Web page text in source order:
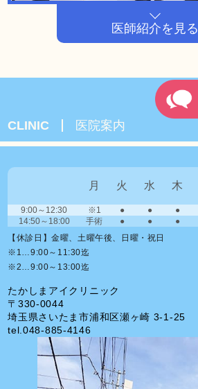
医師紹介を見る
CLINIC 医院案内
月 火 水 木
9:00～12:30 ※1 ● ● ●
14:50～18:00
手術 ● ● ●
【休診日】金曜、土曜午後、日曜・祝日
※1…9:00～11:30迄
※2…9:00～13:00迄
たかしまアイクリニック
〒330-0044
埼玉県さいたま市浦和区瀬ヶ崎 3-1-25
tel.048-885-4146